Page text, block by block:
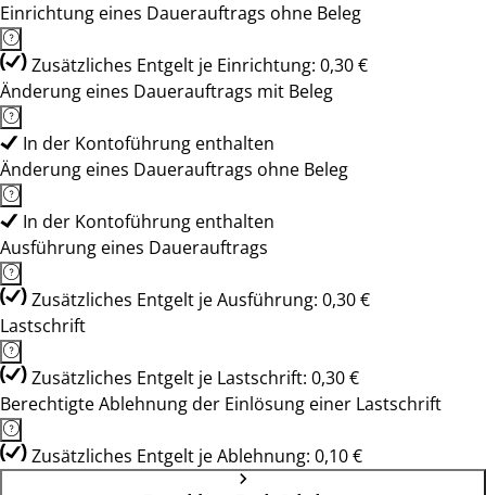
Einrichtung eines Dauerauftrags ohne Beleg
Zusätzliches Entgelt je Einrichtung: 0,30 €
Änderung eines Dauerauftrags mit Beleg
In der Kontoführung enthalten
Änderung eines Dauerauftrags ohne Beleg
In der Kontoführung enthalten
Ausführung eines Dauerauftrags
Zusätzliches Entgelt je Ausführung: 0,30 €
Lastschrift
Zusätzliches Entgelt je Lastschrift: 0,30 €
Berechtigte Ablehnung der Einlösung einer Lastschrift
Zusätzliches Entgelt je Ablehnung: 0,10 €